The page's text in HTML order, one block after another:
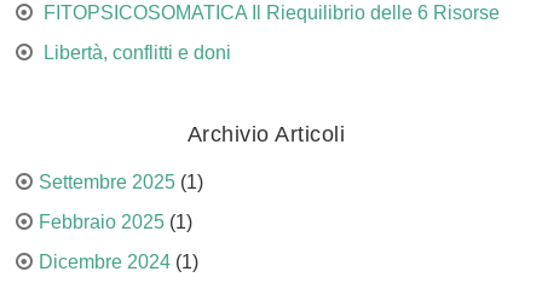
FITOPSICOSOMATICA Il Riequilibrio delle 6 Risorse
Libertà, conflitti e doni
Archivio Articoli
Settembre 2025(1)
Febbraio 2025(1)
Dicembre 2024(1)